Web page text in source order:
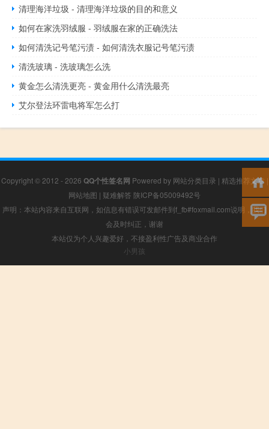
清理海洋垃圾 - 清理海洋垃圾的目的和意义
如何在家洗羽绒服 - 羽绒服在家的正确洗法
如何清洗记号笔污渍 - 如何清洗衣服记号笔污渍
清洗玻璃 - 洗玻璃怎么洗
黄金怎么清洗更亮 - 黄金用什么清洗最亮
艾尔登法环雷电将军怎么打
Copyright © 2012 - 2026 QQ个性签名网 Powered by 网站分类目录 | 精选推荐文章 |
网站地图 | 疑难解答 陕ICP备05009492号
声明：本站内容来自互联网，如信息有错误可发邮件到f_fb#foxmail.com说明，我们
会及时纠正，谢谢
本站仅为个人兴趣爱好，不接盈利性广告及商业合作
小男孩